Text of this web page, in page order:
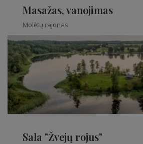
Masažas, vanojimas
Molėtų rajonas
Sala "Žvejų rojus"